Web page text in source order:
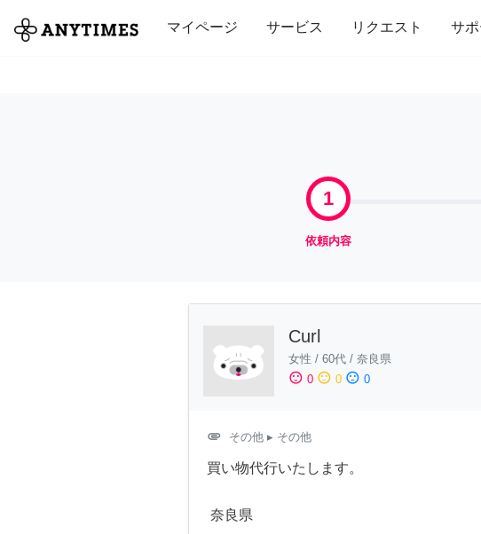
マイページ サービス リクエスト サ
全て 修理・組立 家事 引っ越し インテリ
1
依頼内容
Curl
女性 / 60代 / 奈良県
sentiment_satisfied 0 sentiment_neutral 0 sentiment_dissatisfied 0
attachment その他 ▸ その他
買い物代行いたします。
奈良県